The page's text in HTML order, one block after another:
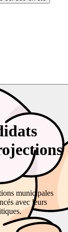
municipales
avec leurs